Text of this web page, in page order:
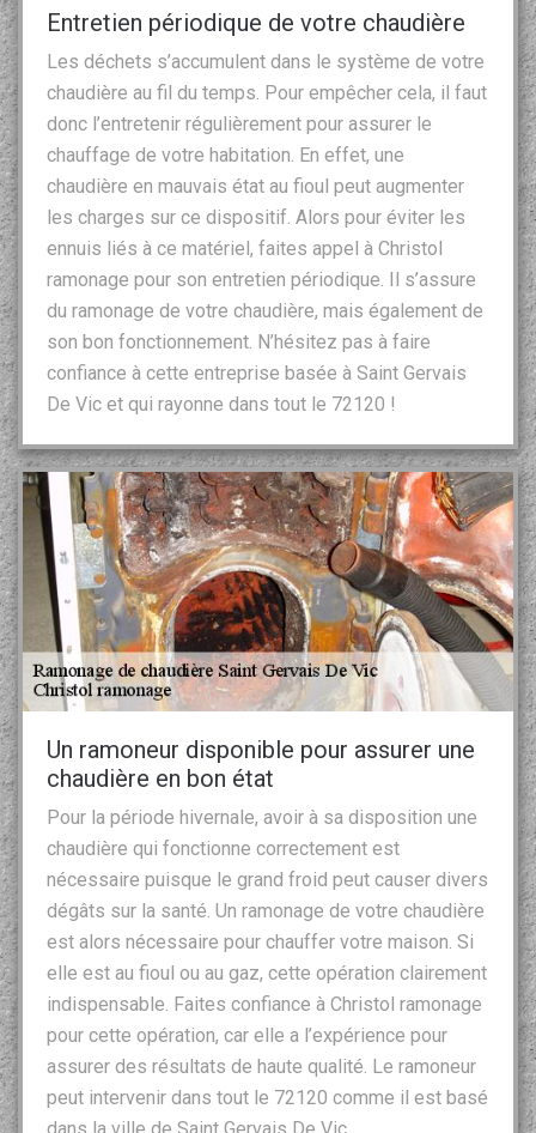
Entretien périodique de votre chaudière
Les déchets s’accumulent dans le système de votre
chaudière au fil du temps. Pour empêcher cela, il faut
donc l’entretenir régulièrement pour assurer le
chauffage de votre habitation. En effet, une
chaudière en mauvais état au fioul peut augmenter
les charges sur ce dispositif. Alors pour éviter les
ennuis liés à ce matériel, faites appel à Christol
ramonage pour son entretien périodique. Il s’assure
du ramonage de votre chaudière, mais également de
son bon fonctionnement. N’hésitez pas à faire
confiance à cette entreprise basée à Saint Gervais
De Vic et qui rayonne dans tout le 72120 !
Un ramoneur disponible pour assurer une
chaudière en bon état
Pour la période hivernale, avoir à sa disposition une
chaudière qui fonctionne correctement est
nécessaire puisque le grand froid peut causer divers
dégâts sur la santé. Un ramonage de votre chaudière
est alors nécessaire pour chauffer votre maison. Si
elle est au fioul ou au gaz, cette opération clairement
indispensable. Faites confiance à Christol ramonage
pour cette opération, car elle a l’expérience pour
assurer des résultats de haute qualité. Le ramoneur
peut intervenir dans tout le 72120 comme il est basé
dans la ville de Saint Gervais De Vic.